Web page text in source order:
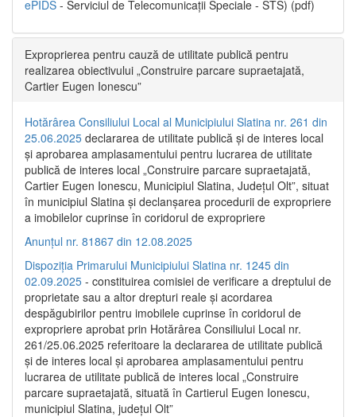
ePIDS - Serviciul de Telecomunicații Speciale - STS) (pdf)
Exproprierea pentru cauză de utilitate publică pentru
realizarea obiectivului „Construire parcare supraetajată,
Cartier Eugen Ionescu”
Hotărârea Consiliului Local al Municipiului Slatina nr. 261 din
25.06.2025 declararea de utilitate publică și de interes local
și aprobarea amplasamentului pentru lucrarea de utilitate
publică de interes local „Construire parcare supraetajată,
Cartier Eugen Ionescu, Municipiul Slatina, Județul Olt”, situat
în municipiul Slatina și declanșarea procedurii de expropriere
a imobilelor cuprinse în coridorul de expropriere
Anunțul nr. 81867 din 12.08.2025
Dispoziția Primarului Municipiului Slatina nr. 1245 din
02.09.2025 - constituirea comisiei de verificare a dreptului de
proprietate sau a altor drepturi reale și acordarea
despăgubirilor pentru imobilele cuprinse în coridorul de
expropriere aprobat prin Hotărârea Consiliului Local nr.
261/25.06.2025 referitoare la declararea de utilitate publică
și de interes local și aprobarea amplasamentului pentru
lucrarea de utilitate publică de interes local „Construire
parcare supraetajată, situată în Cartierul Eugen Ionescu,
municipiul Slatina, județul Olt”